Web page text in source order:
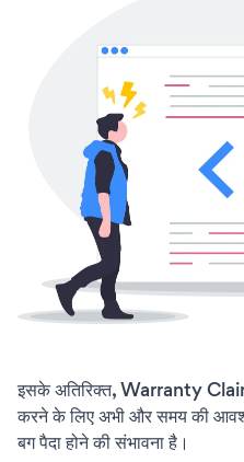
इसके अतिरिक्त, Warranty
करने के लिए अभी और समय की
बग पैदा होने की संभावना है।